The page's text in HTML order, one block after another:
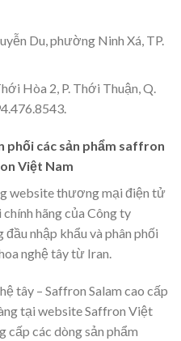
Du, phường Ninh Xá, TP.
Hòa 2, P. Thới Thuận, Q.
phối các sản phẩm saffron
Việt Nam
website thương mại điện tử
hãng của Công ty
nhập khẩu và phân phối
nghệ tây từ Iran.
tây – Saffron Salam cao cấp
tại website Saffron Việt
cấp các dòng sản phẩm